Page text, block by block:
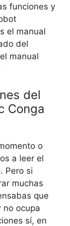
funciones y
el manual
del
manual
del
Conga
o
a leer el
Pero si
muchas
que
no ocupa
sí, en